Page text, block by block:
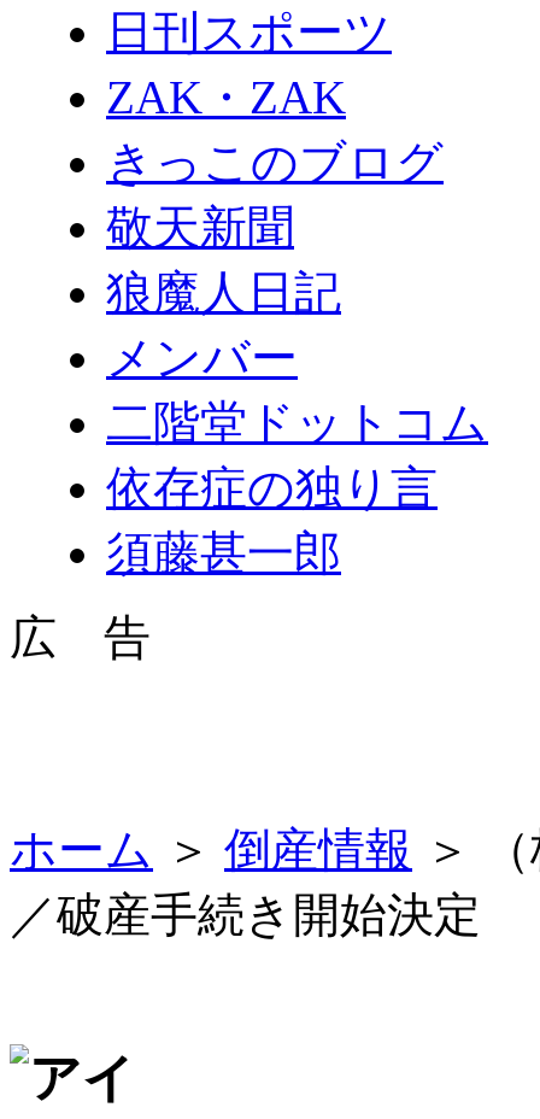
日刊スポーツ
ZAK・ZAK
きっこのブログ
敬天新聞
狼魔人日記
メンバー
二階堂ドットコム
依存症の独り言
須藤甚一郎
広 告
ホーム ＞ 倒産情報 ＞
／破産手続き開始決定